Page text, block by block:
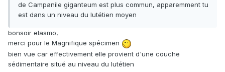
de Campanile giganteum est plus commun, apparemment tu
est dans un niveau du lutétien moyen
bonsoir elasmo,
merci pour le Magnifique spécimen
bien vue car effectivement elle provient d'une couche
sédimentaire situé au niveau du lutétien